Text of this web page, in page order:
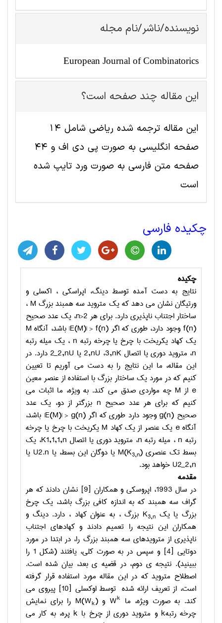
نویسنده/ناشر/نام مجله
European Journal of Combinatorics
این مقاله چند صفحه است؟
این مقاله ترجمه شده رياضی شامل 14
صفحه انگلیسی به صورت پی دی اف و 44
صفحه متن فارسی به صورت ورد تایپ شده
است
چکیده فارسی
چکیده
نتایج به دست آمده توسط دینگ، اپراسکی ، اکسلی و
ورتیگان نشان می دهد که یک متروید سه همبند بزرگ M ،
ساختار اجتناب ناپذیری دارد. برای هرn>2، یک عدد صحیح
f(n)وجود دارد، طوری که اگر|E(M)| > f(n)باشد، آنگاه M
یک کهاد یکریخت با چرخ یا چرخه رتبه n ، یک میله رتبه
n، متروید دوری یا اتصال K
3,n، U
2,n یا U
2_2,n دارد. در
این مقاله، ما این نتایج را به دست می آوریم تا تعیین
کنیم که در مورد یک ساختار بزرگ با استفاده از عنصر معین
e از M چه مواردی صدق می کند. به ویژه، ما اثبات می
کنیم که برای هر عدد صحیح n بزرگتر از دو، یک عدد
صحیح g(n)وجود دارد طوری که اگر|E(M)| > g(n) باشد،
آنگاهe یک عنصر از یک کهاد M یکریخت با چرخ یا چرخه
رتبه n ، میله رتبه n، متروید دوری یا اتصال K1,1,1,n، یک
بسط تک عنصری
M(K3,n) یا دوگان این بسط، یا U2.n یا
U2_2,n خواهد بود.
مقدمه
در سال 1993، اپروسکی و همکاران [9] نشان دادند که هر
گراف سه همبند که به اندازه کافی بزرگ باشد، یک چرخ
بزرگ یا یک
K3,n
بزرگ ، به عنوان کهاد ، دارد. دینگ و
همکاران این نتیجه را تعمیم دادند و کهادهای اجتناب
ناپذیری از مترویدهای سه همبند بزرگ را، در ابتدا در مورد
دوتایی [4] و سپس در به صورت کلی، یافتند (شکل 1 را
ببینید). نتیجه­ ی دوم، در قضیه­ ی بعد، بیان شده است.
اصطلاح متروید که در این مقاله مورد استفاده قرار گرفته
است، از تعریف ارائه شده توسط اوکسلی [10] پیروی می
کند. به صورت ویژه، ما
Wk و M(Wk)
را برای نمایش
چرخه رتبهk و متروید دوری از چرخ با k پره، به کار می